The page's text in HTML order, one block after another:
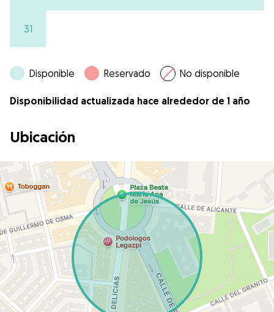
31
Disponible Reservado No disponible
Disponibilidad actualizada hace alrededor de 1 año
Ubicación